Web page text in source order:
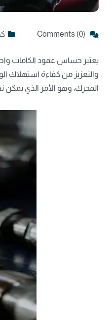
يعتبر حساس عمود الكامات
والتعزيز من كفاءة استهلاك
المحرك، وهو الأمر الذي يمكن